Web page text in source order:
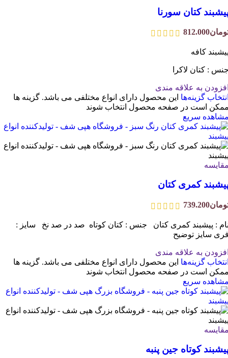
کتان سورنا
812.000
کافه
: کتان لاکرا
به علاقه مندی
گزینه‌ها این محصول دارای انواع مختلفی می باشد. گزینه ها
است در صفحه محصول انتخاب شوند
سریع
کمری کتان
739.200
: پیشبند کمری کتان جنس : کتان کوتاه صد در صد نخ سایز :
سایز توضیح
به علاقه مندی
گزینه‌ها این محصول دارای انواع مختلفی می باشد. گزینه ها
است در صفحه محصول انتخاب شوند
سریع
کوتاه جین پنبه